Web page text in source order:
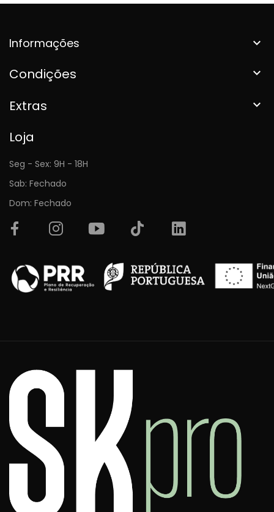
Informações 
Condições 
Extras 
Loja
Seg - Sex: 9H - 18H
Sab: Fechado
Dom: Fechado